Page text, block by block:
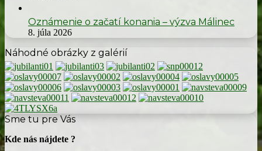
Oznámenie o začatí konania – výzva Málinec
8. júla 2026
Náhodné obrázky z galérií
Sme tu pre Vás
Kde nás nájdete ?